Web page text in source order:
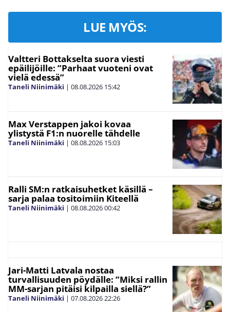
LUE MYÖS:
Valtteri Bottakselta suora viesti
epäilijöille: ”Parhaat vuoteni ovat
vielä edessä”
Taneli Niinimäki | 08.08.2026 15:42
Max Verstappen jakoi kovaa
ylistystä F1:n nuorelle tähdelle
Taneli Niinimäki | 08.08.2026 15:03
Ralli SM:n ratkaisuhetket käsillä –
sarja palaa tositoimiin Kiteellä
Taneli Niinimäki | 08.08.202600:42
Jari-Matti Latvala nostaa
turvallisuuden pöydälle: ”Miksi rallin
MM-sarjan pitäisi kilpailla siellä?”
Taneli Niinimäki | 07.08.202622:26